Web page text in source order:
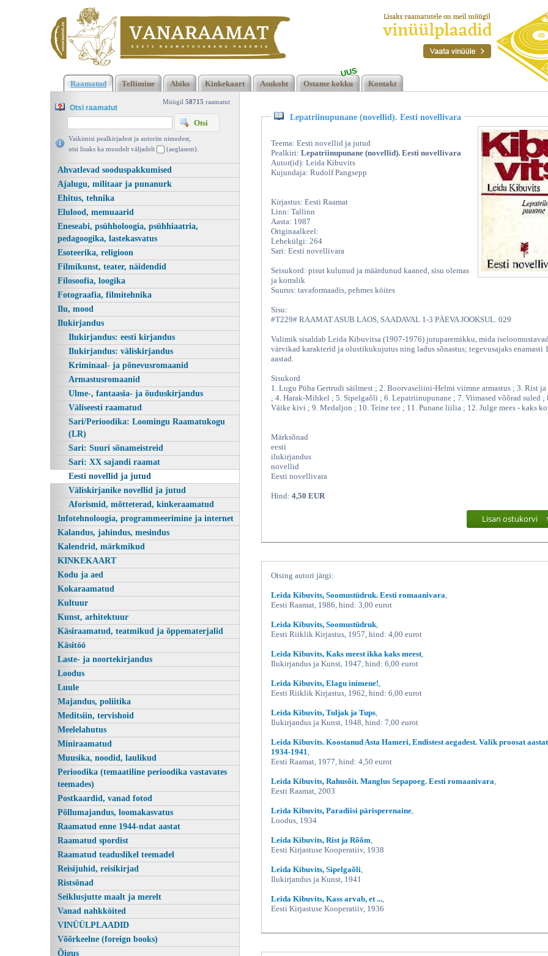
Lepatriinupunane (novellid) Eesti novellivara,
Klõpsa siia , et näha täielikku loendit!Lepatriinupunane (novellid).
Eesti novellivara, Leida Kibuvits, Eesti Raamat 1987 | vanaraamat.
ee
Raamatud Tellimine Abiks Kinkekaart Asukoht Ostame kokku
UUS
Kontakt
Müügil 58715 raamatut
Otsi raamatut
Vaikimisi pealkirjadest ja autorite nimedest,
otsi lisaks ka muudelt väljadelt
(aeglasem).
Ahvatlevad sooduspakkumised
Ajalugu, militaar ja punanurk
Ehitus, tehnika
Elulood, memuaarid
Eneseabi, psühholoogia, psühhiaatria,
pedagoogika, lastekasvatus
Esoteerika, religioon
Filmikunst, teater, näidendid
Filosoofia, loogika
Fotograafia, filmitehnika
Ilu, mood
Ilukirjandus
Ilukirjandus: eesti kirjandus
Ilukirjandus: väliskirjandus
Kriminaal- ja põnevusromaanid
Armastusromaanid
Ulme-, fantaasia- ja õuduskirjandus
Väliseesti raamatud
Sari/Perioodika: Loomingu Raamatukogu
(LR)
Sari: Suuri sõnameistreid
Sari: XX sajandi raamat
Eesti novellid ja jutud
Väliskirjanike novellid ja jutud
Aforismid, mõtteterad, kinkeraamatud
Infotehnoloogia, programmeerimine ja internet
Kalandus, jahindus, mesindus
Kalendrid, märkmikud
KINKEKAART
Kodu ja aed
Kokaraamatud
Kultuur
Kunst, arhitektuur
Käsiraamatud, teatmikud ja õppematerjalid
Käsitöö
Laste- ja noortekirjandus
Loodus
Luule
Majandus, poliitika
Meditsiin, tervishoid
Meelelahutus
Miniraamatud
Muusika, noodid, laulikud
Perioodika (temaatiline perioodika vastavates
teemades)
Postkaardid, vanad fotod
Põllumajandus, loomakasvatus
Raamatud enne 1944-ndat aastat
Raamatud spordist
Raamatud teaduslikel teemadel
Reisijuhid, reisikirjad
Ristsõnad
Seiklusjutte maalt ja merelt
Vanad nahkköited
VINÜÜLPLAADID
Võõrkeelne (foreign books)
Õigus
Lepatriinupunane (novellid). Eesti novellivara
Teema: Eesti novellid ja jutud
Pealkiri: Lepatriinupunane (novellid). Eesti novellivara
Autor(id): Leida Kibuvits
Kujundaja: Rudolf Pangsepp
Kirjastus: Eesti Raamat
Linn: Tallinn
Aasta: 1987
Originaalkeel:
Lehekülgi: 264
Sari: Eesti novellivara
Seisukord: pisut kulunud ja määrdunud kaaned, sisu olemas
ja korralik
Suurus: tavaformaadis, pehmes köites
Sisu:
#T229# RAAMAT ASUB LAOS, SAADAVAL 1-3 PÄEVA JOOKSUL. 029
Valimik sisaldab Leida Kibuvitsa (1907-1976) jutuparemikku, mida
värvikad karakterid ja olustikukujutus ning ladus sõnastus; tegevusajaks enamasti
aastad.
Sisukord
1. Lugu Püha Gertrudi säilmest ; 2. Boorvaseliini-Helmi viimne armastus ; 3. Rist ja
; 4. Harak-Mihkel ; 5. Sipelgaõli ; 6. Lepatriinupunane ; 7. Viimased võõrad suled ;
Väike kivi ; 9. Medaljon ; 10. Teine tee ; 11. Punane liilia ; 12. Julge mees - kaks
Märksõnad
eesti
ilukirjandus
novellid
Eesti novellivara
Hind: 4,50 EUR
Lisan ostukorvi
Otsing autori järgi:
Leida Kibuvits, Soomustüdruk. Eesti romaanivara
Eesti Raamat, 1986, hind: 3,00 eurot
Leida Kibuvits, Soomustüdruk
Eesti Riiklik Kirjastus, 1957, hind: 4,00 eurot
Leida Kibuvits, Kaks meest ikka kaks meest
Ilukirjandus ja Kunst, 1947, hind: 6,00 eurot
Leida Kibuvits, Elagu inimene!
Eesti Riiklik Kirjastus, 1962, hind: 6,00 eurot
Leida Kibuvits, Tuljak ja Tups
Ilukirjandus ja Kunst, 1948, hind: 7,00 eurot
Leida Kibuvits. Koostanud Asta Hameri, Endistest aegadest. Valik proosat
1934-1941
Eesti Raamat, 1977, hind: 4,50 eurot
Leida Kibuvits, Rahusõit. Manglus Sepapoeg. Eesti romaanivara
Eesti Raamat, 2003
Leida Kibuvits, Paradiisi pärisperenaine
Loodus, 1934
Leida Kibuvits, Rist ja Rõõm
Eesti Kirjastuse Kooperatiiv, 1938
Leida Kibuvits, Sipelgaõli
Ilukirjandus ja Kunst, 1941
Leida Kibuvits, Kass arvab, et ...
Eesti Kirjastuse Kooperatiiv, 1936